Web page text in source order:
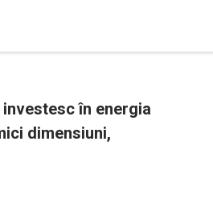
în energia
dimensiuni,